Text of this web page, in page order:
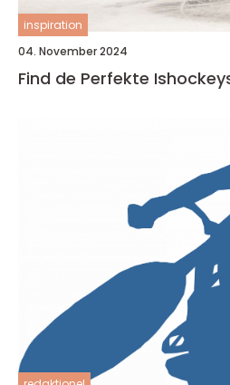
inspiration
04. November 2024
Find de Perfekte